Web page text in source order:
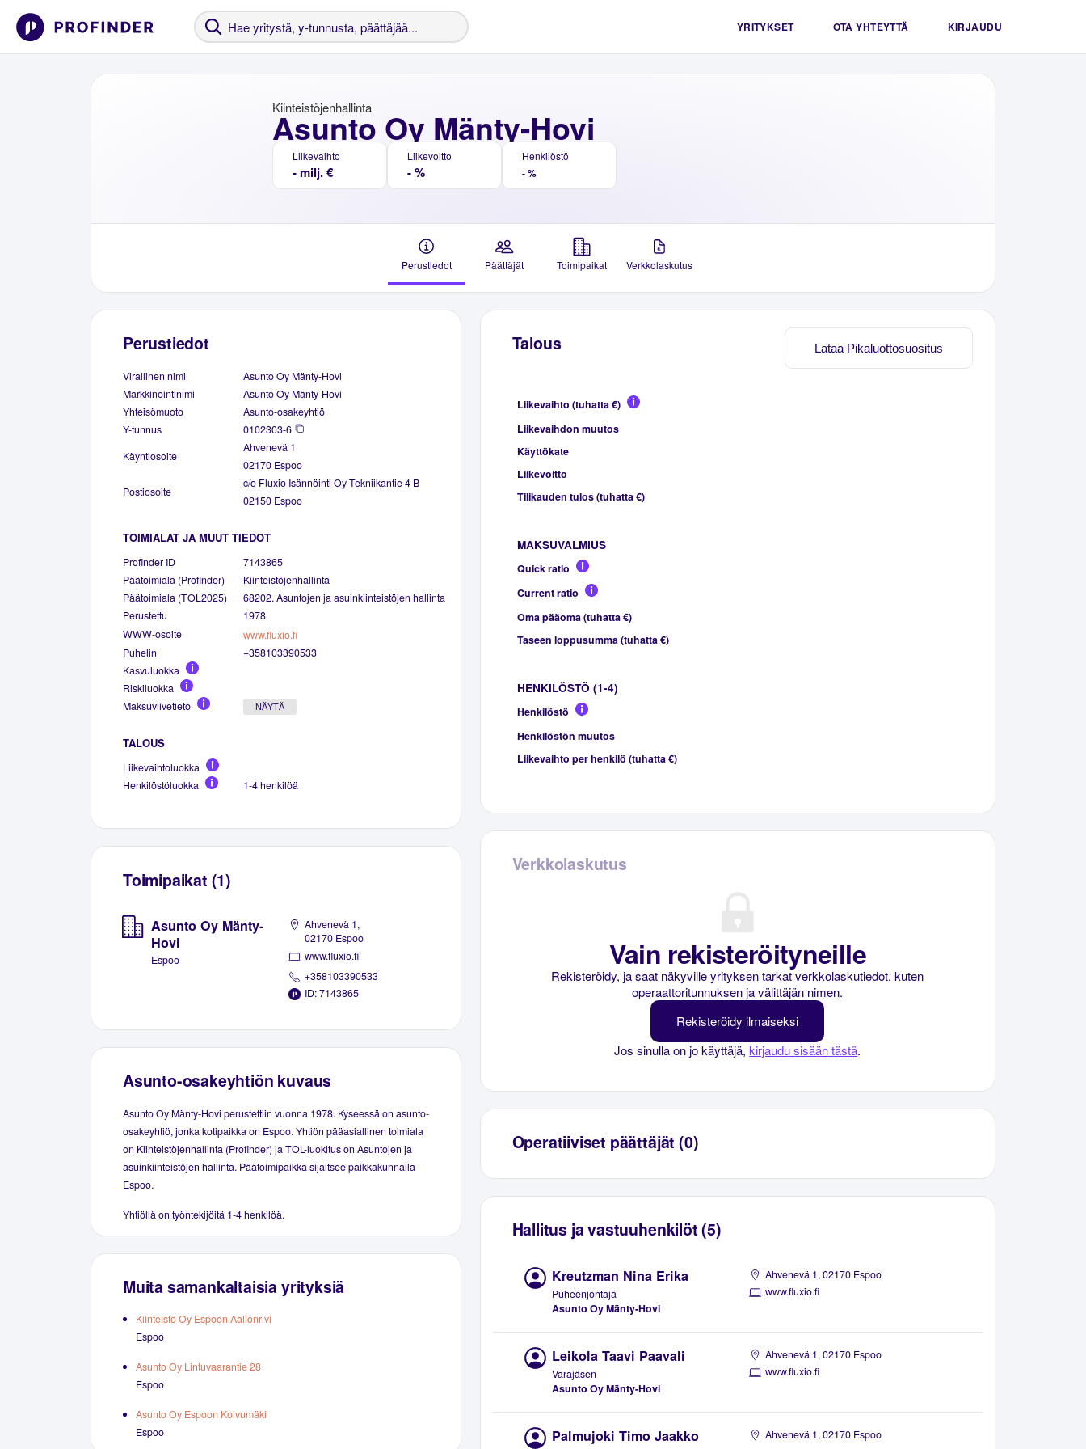
YRITYKSET OTA YHTEYTTÄ KIRJAUDU
Asunto Oy Mänty-Hovi
Kiinteistöjenhallinta
Liikevaihto
- milj. €
Liikevoitto
- %
Henkilöstö
- %
Perustiedot Päättäjät Toimipaikat Verkkolaskutus
Perustiedot
Virallinen nimi
Asunto Oy Mänty-Hovi
Markkinointinimi
Asunto Oy Mänty-Hovi
Yhteisömuoto
Asunto-osakeyhtiö
Y-tunnus
0102303-6
Käyntiosoite
Ahvenevä 1
02170 Espoo
Postiosoite
c/o Fluxio Isännöinti Oy Tekniikantie 4 B
02150 Espoo
TOIMIALAT JA MUUT TIEDOT
Profinder ID
7143865
Päätoimiala (Profinder)
Kiinteistöjenhallinta
Päätoimiala (TOL2025)
68202. Asuntojen ja asuinkiinteistöjen hallinta
Perustettu
1978
WWW-osoite
www.fluxio.fi
Puhelin
+358103390533
Kasvuluokka
Riskiluokka
Maksuviivetieto
NÄYTÄ
TALOUS
Liikevaihtoluokka
Henkilöstöluokka
1-4 henkilöä
Toimipaikat (1)
Asunto Oy Mänty-
Hovi
Espoo
Ahvenevä 1,
02170 Espoo
www.fluxio.fi
+358103390533
ID: 7143865
Asunto-osakeyhtiön kuvaus
Asunto Oy Mänty-Hovi perustettiin vuonna 1978. Kyseessä on asunto-
osakeyhtiö, jonka kotipaikka on Espoo. Yhtiön pääasiallinen toimiala
on Kiinteistöjenhallinta (Profinder) ja TOL-luokitus on Asuntojen ja
asuinkiinteistöjen hallinta. Päätoimipaikka sijaitsee paikkakunnalla
Espoo.
Yhtiöllä on työntekijöitä 1-4 henkilöä.
Muita samankaltaisia yrityksiä
Kiinteistö Oy Espoon Aallonrivi
Espoo
Asunto Oy Lintuvaarantie 28
Espoo
Asunto Oy Espoon Koivumäki
Espoo
Lataa Pikaluottosuositus
Talous
Liikevaihto (tuhatta €)
Liikevaihdon muutos
Käyttökate
Liikevoitto
Tilikauden tulos (tuhatta €)
MAKSUVALMIUS
Quick ratio
Current ratio
Oma pääoma (tuhatta €)
Taseen loppusumma (tuhatta €)
HENKILÖSTÖ (1-4)
Henkilöstö
Henkilöstön muutos
Liikevaihto per henkilö (tuhatta €)
Verkkolaskutus
Vain rekisteröityneille
Rekisteröidy, ja saat näkyville yrityksen tarkat verkkolaskutiedot, kuten
operaattoritunnuksen ja välittäjän nimen.
Rekisteröidy ilmaiseksi
Jos sinulla on jo käyttäjä,kirjaudu sisään tästä.
Operatiiviset päättäjät (0)
Hallitus ja vastuuhenkilöt (5)
Kreutzman Nina Erika
Puheenjohtaja
Asunto Oy Mänty-Hovi
Ahvenevä 1, 02170 Espoo
www.fluxio.fi
Leikola Taavi Paavali
Varajäsen
Asunto Oy Mänty-Hovi
Ahvenevä 1, 02170 Espoo
www.fluxio.fi
Palmujoki Timo Jaakko
Ahvenevä 1, 02170 Espoo